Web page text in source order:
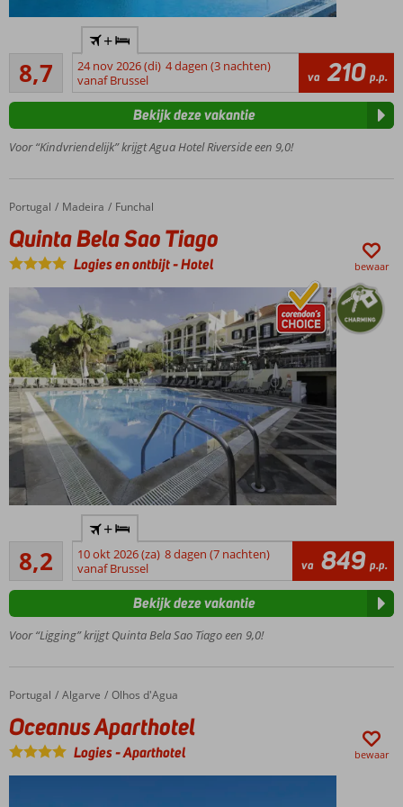
nog
geen
3
van
ligt?
Leuk
om
te
als
afwisseling
tussen
een
aantal
stranddagen.
rivier
Arade
Een
Center
beschikt
jachthaven
8,7Aanrader
10
beoordelingen
+
24 nov 2026 (di) 4 dagen (3 nachten)
vanaf Brussel
va 210 p.p.
Voor “Kindvriendelijk” krijgt Agua Hotel Riverside een 9,0!
Bekijk deze vakantie
Home
Portugal Madeira Funchal
Quinta Bela Sao Tiago
Quinta Bela Sao Tiago
Logies en ontbijt-Hotel bewaar
Voormalig
traditioneel
herenhuis
Gelegen
in
Omringd
prachtige
het
terras
prachtig
uitzicht
8,2
Zeer goed
111
beoordelingen
+
10 okt 2026 (za) 8 dagen (7 nachten)
vanaf Brussel
va 849 p.p.
Voor “Ligging” krijgt Quinta Bela Sao Tiago een 9,0!
Bekijk deze vakantie
Home
Portugal Algarve Olhos d'Agua
Oceanus Aparthotel
Oceanus Aparthotel
Logies-Aparthotel bewaar